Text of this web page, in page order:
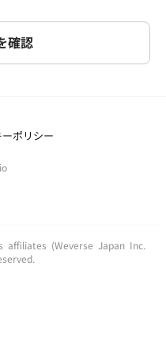
確認
ポリシー
(Weverse Japan Inc.